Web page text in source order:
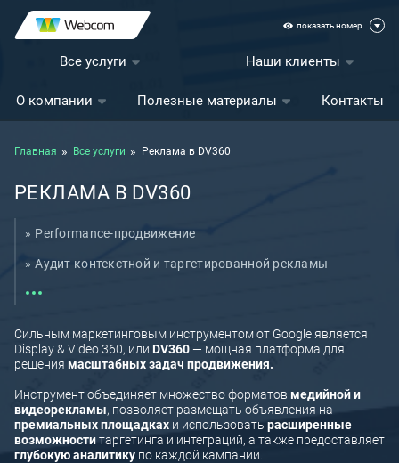
показать номер
Все услуги Наши клиенты
О компании Полезные материалы Контакты
Главная Все услуги Реклама в DV360
РЕКЛАМА В DV360
Performance-продвижение
Аудит контекстной и таргетированной рекламы
Разработка креативов
Контекстная реклама в Google
Контекстная реклама в Яндекс Директ
Контекстная реклама
Сильным маркетинговым инструментом от Google является
Display & Video 360, или DV360— мощная платформа для
решения масштабных задач продвижения.
Инструмент объединяет множество форматов медийной и
видеорекламы, позволяет размещать объявления на
премиальных площадках и использовать расширенные
возможноститаргетинга и интеграций, а также предоставляет
глубокую аналитику по каждой кампании.